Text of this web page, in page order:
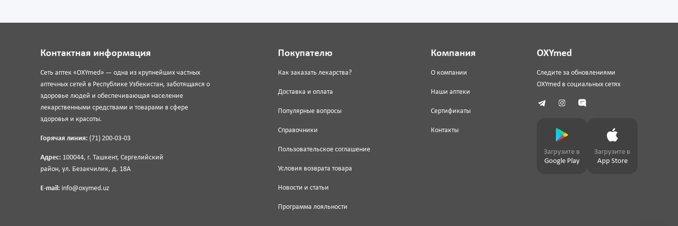
Контактная информация
Сеть аптек «OXYmed» — одна из крупнейших частных
аптечных сетей в Республике Узбекистан, заботящаяся о
здоровье людей и обеспечивающая население
лекарственными средствами и товарами в сфере
здоровья и красоты.
Горячая линия: (71) 200-03-03
Адрес: 100044, г. Ташкент, Сергелийский
район, ул. Безакчилик, д. 18А
E-mail: info@oxymed.uz
Покупателю
Как заказать лекарства?
Доставка и оплата
Популярные вопросы
Справочники
Пользовательское соглашение
Условия возврата товара
Новости и статьи
Программа лояльности
Компания
О компании
Наши аптеки
Сертификаты
Контакты
OXYmed
Следите за обновлениями
OXYmed в социальных сетях
Загрузите в
Google Play
Загрузите в
App Store